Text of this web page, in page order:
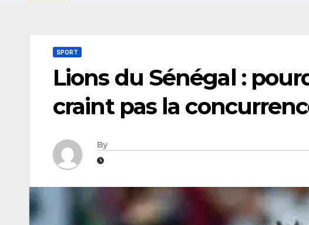
SPORT
Lions du Sénégal :
craint pas la
By